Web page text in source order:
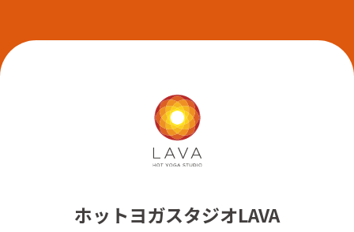
ホットヨガスタジオLAVA